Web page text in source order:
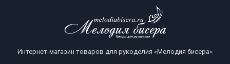
Интернет-магазин товаров для рукоделия «Мелодия бисера»